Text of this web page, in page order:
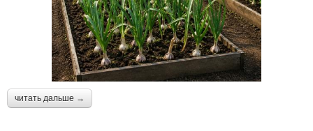
читать дальше →